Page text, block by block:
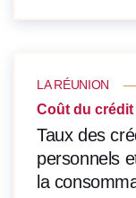
LA RÉUNION
Coût du crédit
Taux des
personnels
la